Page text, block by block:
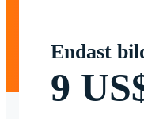
Endast
9